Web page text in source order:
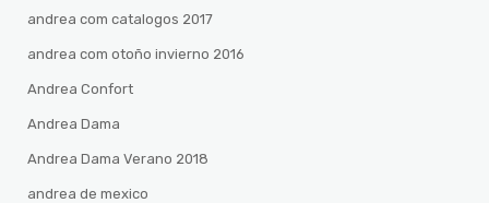
andrea com catalogos 2017
andrea com otoño invierno 2016
Andrea Confort
Andrea Dama
Andrea Dama Verano 2018
andrea de mexico